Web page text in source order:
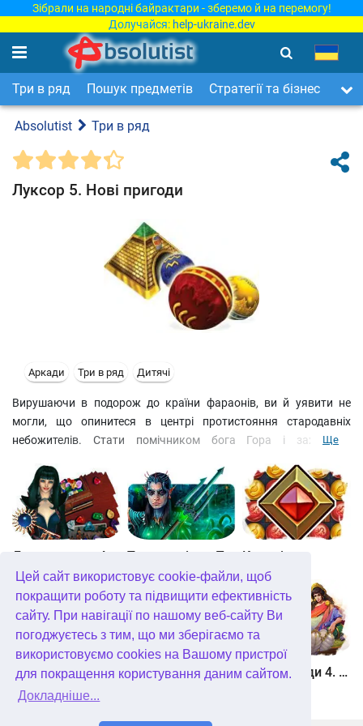
Цей сайт використовує cookie-файли, щоб
покращити роботу та підвищити ефективність
сайту. При навігації по нашому веб-сайту Ви
погоджуєтесь з тим, що ми зберігаємо та
використовуємо cookies на Вашому пристрої
для покращення користування даним сайтом.
Докладніше...
Зібрали на народні байрактари - зберемо й на перемогу!
Долучайся: help-ukraine.dev
Три в ряд Пошук предметів Стратегії та бізнес
Absolutist Три в ряд
Луксор 5. Нові пригоди
Аркади Три в ряд Дитячі
Вирушаючи в подорож до країни фараонів, ви й уявити не
могли, що опинитеся в центрі протистояння стародавніх
небожителів. Стати помічником бога Гора і захистити
колісницею на ігровому полі, щоб перехитрити скарабея і не
випустити різнокольоровий ланцюжок магічних куль із
лабіринту. Складайте комбінації з кольорових кульок і
пориньте з головою у світ давніх пригод!
Ще
Джевел матч 4 Таємне місто. Підводне царство. колекційне видання Квадріум
Зберігач рун Мундус. Неможливий всесвіт Герої Еллади 4. Народження міфу